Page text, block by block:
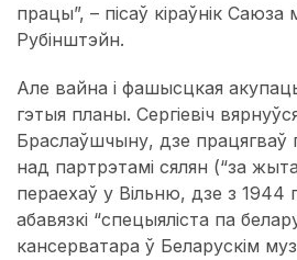
працы”, – пісаў кіраўнік
Рубінштэйн.
Але вайна і фашысцкая
гэтыя планы. Сергіевіч
Браслаўшчыну, дзе працягваў
над партрэтамі сялян (“за
пераехаў у Вільню, дзе з 1944
абавязкі “спецыяліста па
кансерватара ў Беларускім